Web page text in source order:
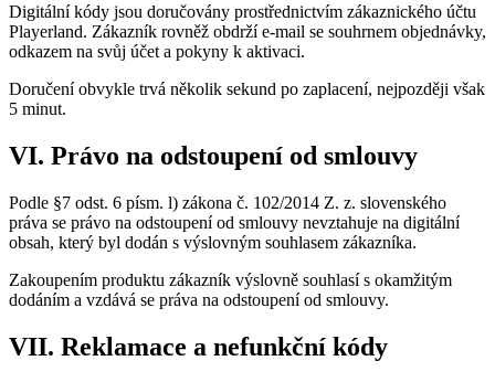
Digitální kódy jsou doručovány prostřednictvím zákaznického účtu
Playerland. Zákazník rovněž obdrží e-mail se souhrnem objednávky,
odkazem na svůj účet a pokyny k aktivaci.
Doručení obvykle trvá několik sekund po zaplacení, nejpozději však
5 minut.
VI. Právo na odstoupení od smlouvy
Podle §7 odst. 6 písm. l) zákona č. 102/2014 Z. z. slovenského
práva se právo na odstoupení od smlouvy nevztahuje na digitální
obsah, který byl dodán s výslovným souhlasem zákazníka.
Zakoupením produktu zákazník výslovně souhlasí s okamžitým
dodáním a vzdává se práva na odstoupení od smlouvy.
VII. Reklamace a nefunkční kódy